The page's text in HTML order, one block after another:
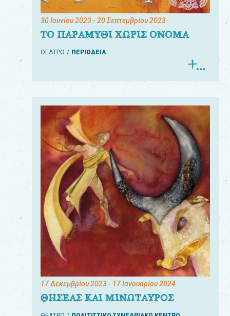
30 Ιουνίου 2023- 20 Σεπτεμβρίου 2023
ΤΟ ΠΑΡΑΜΥΘΙ ΧΩΡΙΣ ΟΝΟΜΑ
ΘΕΑΤΡΟ ΠΕΡΙΟΔΕΙΑ
17 Δεκεμβρίου 2023- 17 Ιανουαρίου 2024
ΘΗΣΕΑΣ ΚΑΙ ΜΙΝΩΤΑΥΡΟΣ